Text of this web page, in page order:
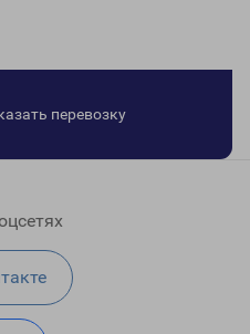
перевозку